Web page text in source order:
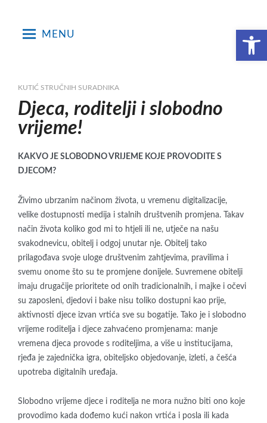
Open toolbar
MENU
KUTIĆ STRUČNIH SURADNIKA
Djeca, roditelji i slobodno
vrijeme!
KAKVO JE SLOBODNO VRIJEME KOJE PROVODITE S
DJECOM?
Živimo ubrzanim načinom života, u vremenu digitalizacije,
velike dostupnosti medija i stalnih društvenih promjena. Takav
način života koliko god mi to htjeli ili ne, utječe na našu
svakodnevicu, obitelj i odgoj unutar nje. Obitelj tako
prilagođava svoje uloge društvenim zahtjevima, pravilima i
svemu onome što su te promjene donijele. Suvremene obitelji
imaju drugačije prioritete od onih tradicionalnih, i majke i očevi
su zaposleni, djedovi i bake nisu toliko dostupni kao prije,
aktivnosti djece izvan vrtića sve su bogatije. Tako je i slobodno
vrijeme roditelja i djece zahvaćeno promjenama: manje
vremena djeca provode s roditeljima, a više u institucijama,
rjeđa je zajednička igra, obiteljsko objedovanje, izleti, a češća
upotreba digitalnih uređaja.
Slobodno vrijeme djece i roditelja ne mora nužno biti ono koje
provodimo kada dođemo kući nakon vrtića i posla ili kada